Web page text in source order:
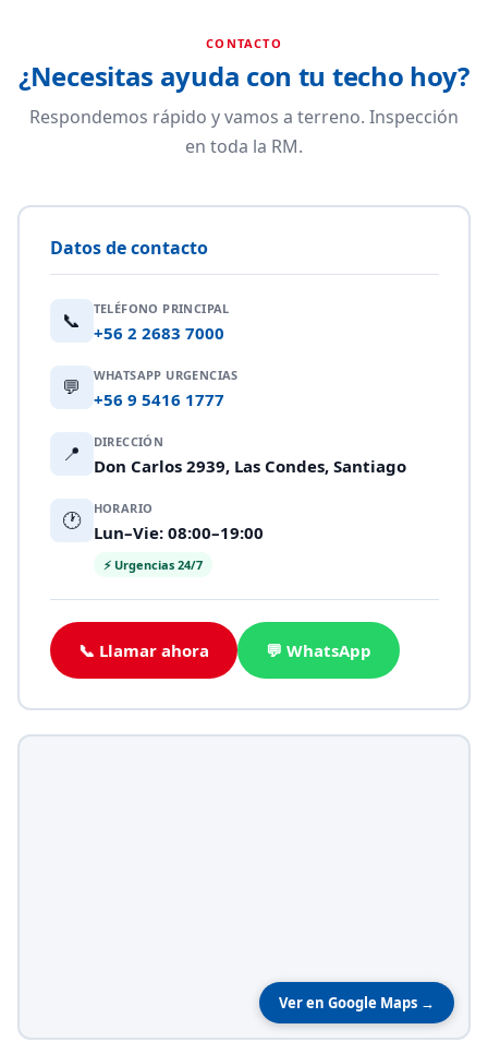
CONTACTO
¿Necesitas ayuda con tu techo hoy?
Respondemos rápido y vamos a terreno. Inspección
en toda la RM.
Datos de contacto
📞 TELÉFONO PRINCIPAL
+56 2 2683 7000
💬 WHATSAPP URGENCIAS
+56 9 5416 1777
📍 DIRECCIÓN
Don Carlos 2939, Las Condes, Santiago
🕐 HORARIO
Lun–Vie: 08:00–19:00
⚡ Urgencias 24/7
📞 Llamar ahora 💬 WhatsApp
Ver en Google Maps →